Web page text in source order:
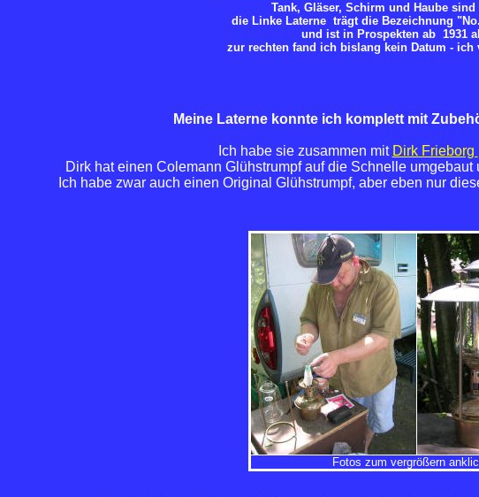
Tank, Gläser, Schirm und Haube
die Linke Laterne trägt die Bezeichnung
und ist in Prospekten ab 1931
zur rechten fand ich bislang kein Datum - ich
Meine Laterne konnte ich komplett mit
Ich habe sie zusammen mit Dirk Frieborg
Dirk hat einen Colemann Glühstrumpf auf die Schnelle
Ich habe zwar auch einen Original Glühstrumpf, aber eben nur
Fotos zum vergrößern